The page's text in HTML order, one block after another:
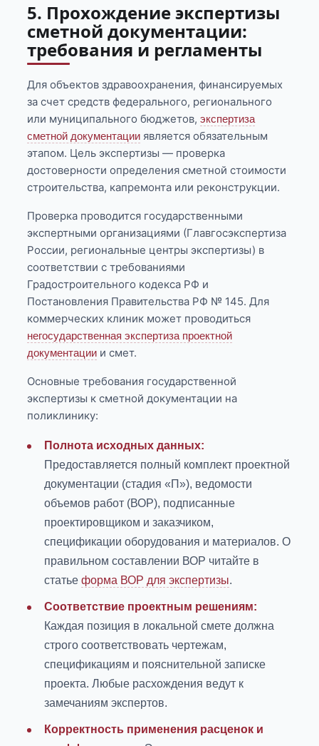
5. Прохождение экспертизы
сметной документации:
требования и регламенты
Для объектов здравоохранения, финансируемых
за счет средств федерального, регионального
или муниципального бюджетов,экспертиза
сметной документации является обязательным
этапом. Цель экспертизы — проверка
достоверности определения сметной стоимости
строительства, капремонта или реконструкции.
Проверка проводится государственными
экспертными организациями (Главгосэкспертиза
России, региональные центры экспертизы) в
соответствии с требованиями
Градостроительного кодекса РФ и
Постановления Правительства РФ № 145. Для
коммерческих клиник может проводиться
негосударственная экспертиза проектной
документации и смет.
Основные требования государственной
экспертизы к сметной документации на
поликлинику:
Полнота исходных данных:
Предоставляется полный комплект проектной
документации (стадия «П»), ведомости
объемов работ (ВОР), подписанные
проектировщиком и заказчиком,
спецификации оборудования и материалов. О
правильном составлении ВОР читайте в
статьеформа ВОР для экспертизы.
Соответствие проектным решениям:
Каждая позиция в локальной смете должна
строго соответствовать чертежам,
спецификациям и пояснительной записке
проекта. Любые расхождения ведут к
замечаниям экспертов.
Корректность применения расценок и